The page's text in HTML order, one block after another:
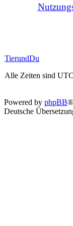
TierundDu
Alle Zeiten sind
Powered by phpBB
Deutsche